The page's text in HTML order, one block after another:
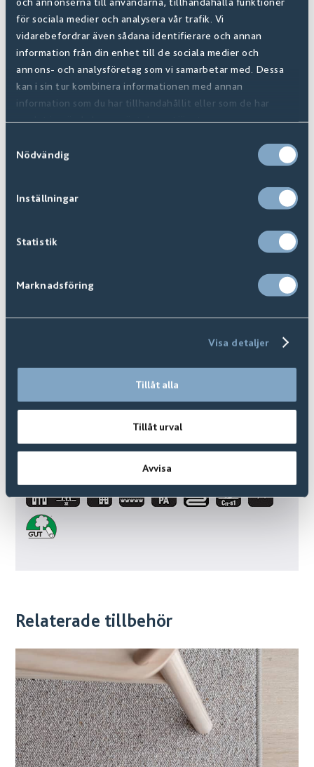
för sociala medier och analysera vår trafik. Vi
vidarebefordrar även sådana identifierare och annan
information från din enhet till de sociala medier och
annons- och analysföretag som vi samarbetar med. Dessa
kan i sin tur kombinera informationen med annan
information som du har tillhandahållit eller som de har
samlat in när du har använt deras tjänster.
Nödvändig
Inställningar
Statistik
Marknadsföring
Visa detaljer
Tillåt alla
Tillåt urval
Avvisa
Finns i8+ Varianter
Relaterade tillbehör